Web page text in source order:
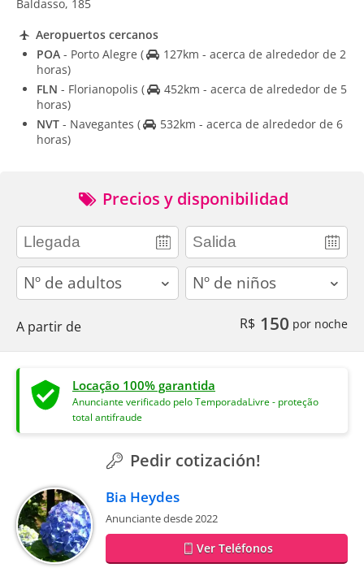
Baldasso, 185
Aeropuertos cercanos
POA - Porto Alegre (
127km - acerca de alrededor de 2
horas)
FLN - Florianopolis (
452km - acerca de alrededor de 5
horas)
NVT - Navegantes (
532km - acerca de alrededor de 6
horas)
Precios y disponibilidad
adults children
A partir de R$ 150 por noche
Locação 100% garantida
Anunciante verificado pelo TemporadaLivre - proteção
total antifraude
Pedir cotización!
Bia Heydes
Anunciante desde 2022
Ver Teléfonos